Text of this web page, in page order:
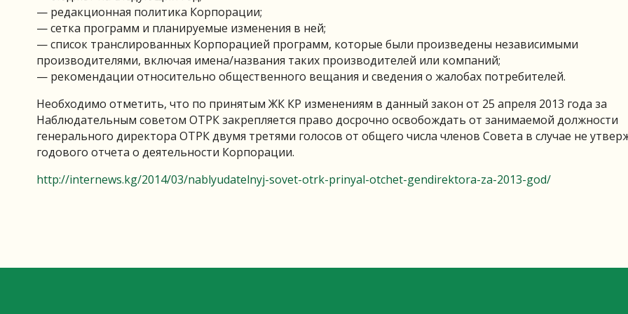
— редакционная политика Корпорации;
— сетка программ и планируемые изменения в ней;
— список транслированных Корпорацией программ, которые были произведены независимыми
производителями, включая имена/названия таких производителей или компаний;
— рекомендации относительно общественного вещания и сведения о жалобах потребителей.
Необходимо отметить, что по принятым ЖК КР изменениям в данный закон от 25 апреля 2013 года за
Наблюдательным советом ОТРК закрепляется право досрочно освобождать от занимаемой должности
генерального директора ОТРК двумя третями голосов от общего числа членов Совета в случае не
годового отчета о деятельности Корпорации.
http://internews.kg/2014/03/nablyudatelnyj-sovet-otrk-prinyal-otchet-gendirektora-za-2013-god/